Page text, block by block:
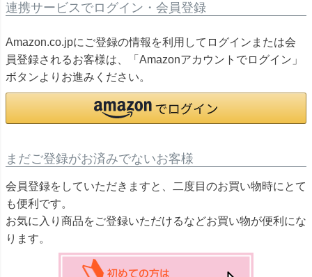
連携サービスでログイン・会員登録
Amazon.co.jpにご登録の情報を利用してログインまたは会
員登録されるお客様は、「Amazonアカウントでログイン」
ボタンよりお進みください。
まだご登録がお済みでないお客様
会員登録をしていただきますと、二度目のお買い物時にとて
も便利です。
お気に入り商品をご登録いただけるなどお買い物が便利にな
ります。